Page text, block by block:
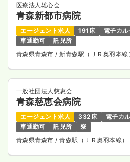
医療法人雄心会
青森新都市病院
エージェント求人 191床
電子カ
車通勤可
託児所
青森県青森市 / 新青森駅（ＪＲ奥羽本
一般社団法人慈恵会
青森慈恵会病院
エージェント求人 332床
電子カ
車通勤可
託児所
寮
青森県青森市 / 青森駅（ＪＲ奥羽本線